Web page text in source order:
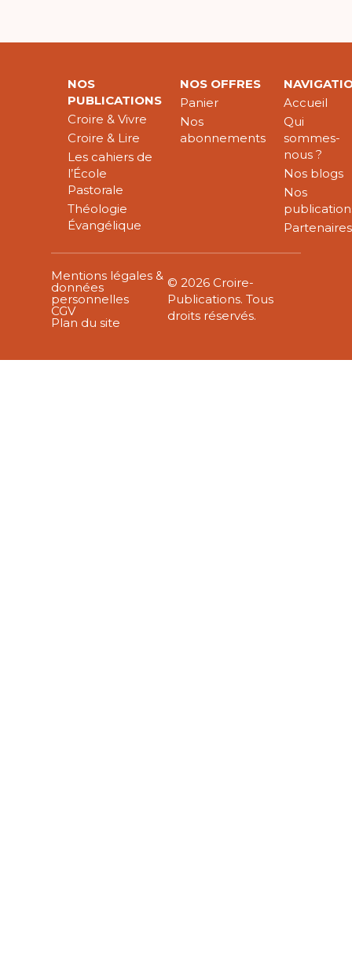
NOS
PUBLICATIONS
Croire & Vivre
Croire & Lire
Les cahiers de
l’École
Pastorale
Théologie
Évangélique
NOS OFFRES
Panier
Nos
abonnements
Accueil
Qui
sommes-
nous ?
Nos blogs
Nos
Partenaires
Mentions légales &
données
personnelles
CGV
Plan du site
© 2026 Croire-
Publications. Tous
droits réservés.